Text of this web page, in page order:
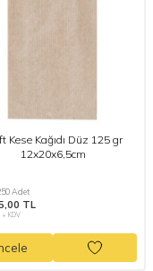
Kese Kağıdı Düz 125 gr
12x20x6,5cm
Adet
TL
+ KDV